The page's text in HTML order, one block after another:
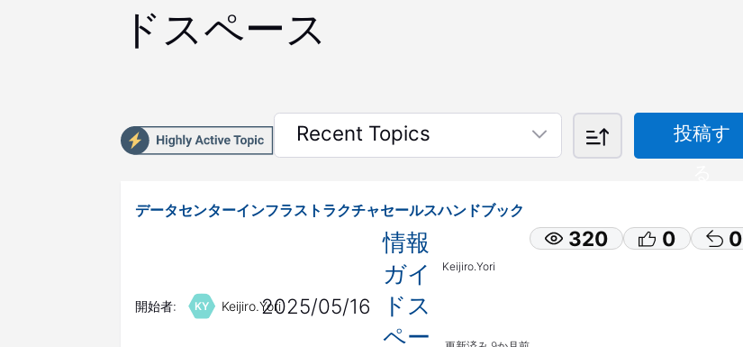
ドスペース
Recent Topics
Topics
投稿す
データセンターインフラストラクチャセールスハンドブック
開始者: KY Keijiro.Yori2025/05/16
情報
ガイ
ドス
ペー
Keijiro.Yori
320 0 0